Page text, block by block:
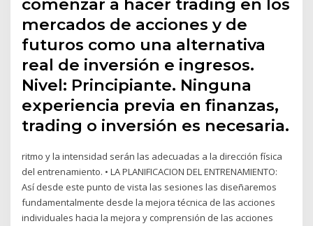
comenzar a hacer trading en los
mercados de acciones y de
futuros como una alternativa
real de inversión e ingresos.
Nivel: Principiante. Ninguna
experiencia previa en finanzas,
trading o inversión es necesaria.
ritmo y la intensidad serán las adecuadas a la dirección física
del entrenamiento. • LA PLANIFICACION DEL ENTRENAMIENTO:
Así desde este punto de vista las sesiones las diseñaremos
fundamentalmente desde la mejora técnica de las acciones
individuales hacia la mejora y comprensión de las acciones